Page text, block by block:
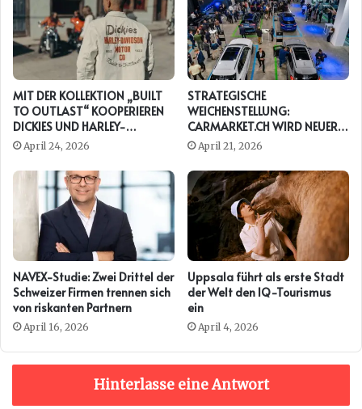
MIT DER KOLLEKTION „BUILT
TO OUTLAST“ KOOPERIEREN
DICKIES UND HARLEY-
DAVIDSON ERNEUT
April 24, 2026
STRATEGISCHE
WEICHENSTELLUNG:
CARMARKET.CH WIRD NEUER
PRESENTING PARTNER DER
AUTO ZÜRICH
April 21, 2026
NAVEX-Studie: Zwei Drittel der
Schweizer Firmen trennen sich
von riskanten Partnern
April 16, 2026
Uppsala führt als erste Stadt
der Welt den IQ-Tourismus
ein
April 4, 2026
Hinterlasse eine Antwort